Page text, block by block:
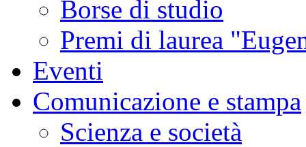
Borse di studio
Premi di laurea
Eventi
Comunicazione e stampa
Scienza e società